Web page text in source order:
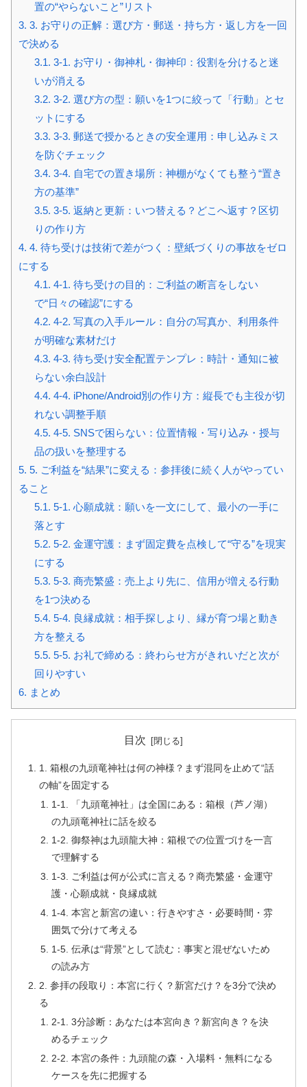
置の“やらないこと”リスト
3. 3. お守りの正解：選び方・郵送・持ち方・返し方を一回
で決める
3.1. 3-1. お守り・御神札・御神印：役割を分けると迷
いが消える
3.2. 3-2. 選び方の型：願いを1つに絞って「行動」とセ
ットにする
3.3. 3-3. 郵送で授かるときの安全運用：申し込みミス
を防ぐチェック
3.4. 3-4. 自宅での置き場所：神棚がなくても整う“置き
方の基準”
3.5. 3-5. 返納と更新：いつ替える？どこへ返す？区切
りの作り方
4. 4. 待ち受けは技術で差がつく：壁紙づくりの事故をゼロ
にする
4.1. 4-1. 待ち受けの目的：ご利益の断言をしない
で“日々の確認”にする
4.2. 4-2. 写真の入手ルール：自分の写真か、利用条件
が明確な素材だけ
4.3. 4-3. 待ち受け安全配置テンプレ：時計・通知に被
らない余白設計
4.4. 4-4. iPhone/Android別の作り方：縦長でも主役が切
れない調整手順
4.5. 4-5. SNSで困らない：位置情報・写り込み・授与
品の扱いを整理する
5. 5. ご利益を“結果”に変える：参拝後に続く人がやってい
ること
5.1. 5-1. 心願成就：願いを一文にして、最小の一手に
落とす
5.2. 5-2. 金運守護：まず固定費を点検して“守る”を現実
にする
5.3. 5-3. 商売繁盛：売上より先に、信用が増える行動
を1つ決める
5.4. 5-4. 良縁成就：相手探しより、縁が育つ場と動き
方を整える
5.5. 5-5. お礼で締める：終わらせ方がきれいだと次が
回りやすい
6. まとめ
目次
1. 箱根の九頭竜神社は何の神様？まず混同を止めて“話
の軸”を固定する
1-1. 「九頭竜神社」は全国にある：箱根（芦ノ湖）
の九頭竜神社に話を絞る
1-2. 御祭神は九頭龍大神：箱根での位置づけを一言
で理解する
1-3. ご利益は何が公式に言える？商売繁盛・金運守
護・心願成就・良縁成就
1-4. 本宮と新宮の違い：行きやすさ・必要時間・雰
囲気で分けて考える
1-5. 伝承は“背景”として読む：事実と混ぜないため
の読み方
2. 参拝の段取り：本宮に行く？新宮だけ？を3分で決め
る
2-1. 3分診断：あなたは本宮向き？新宮向き？を決
めるチェック
2-2. 本宮の条件：九頭龍の森・入場料・無料になる
ケースを先に把握する